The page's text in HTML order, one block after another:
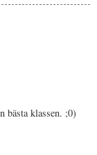
bästa klassen. ;0)